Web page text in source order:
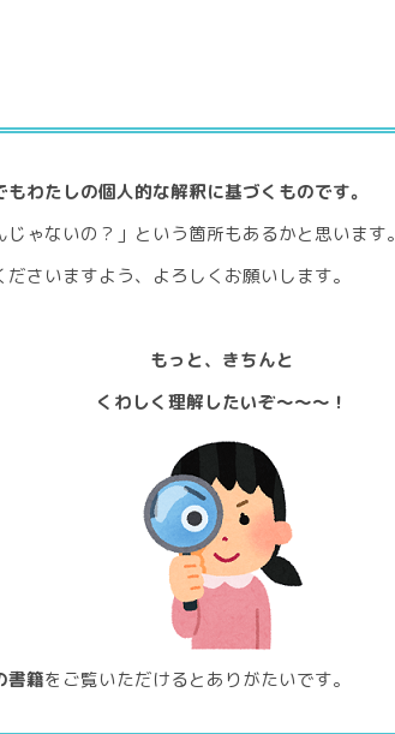
わたしの個人的な解釈に基づくものです。
ゃないの？」という箇所もあるかと思います。
さいますよう、よろしくお願いします。
もっと、きちんと
くわしく理解したいぞ～～～！
書籍をご覧いただけるとありがたいです。